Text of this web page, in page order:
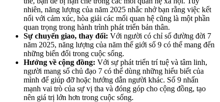
nhiên, năng lượng của năm 2025 nhắc nhở bạn rằng việc kết
nối với cảm xúc, hòa giải các mối quan hệ cũng là một phần
quan trọng trong hành trình phát triển bản thân.
Sự chuyển giao, thay đổi: Với người có chỉ số đường đời 7
năm 2025, năng lượng của năm thế giới số 9 có thể mang đến
những biến đổi trong cuộc sống.
Hướng về cộng đồng: Với sự phát triển trí tuệ và tâm linh,
người mang số chủ đạo 7 có thể dùng những hiểu biết của
mình để giúp đỡ hoặc hướng dẫn người khác. Số 9 nhấn
mạnh vai trò của sự vị tha và đóng góp cho cộng đồng, tạo
nên giá trị lớn hơn trong cuộc sống.